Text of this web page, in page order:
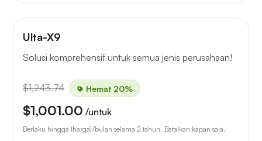
Ulta-X9
Solusi komprehensif untuk semua jenis perusahaan!
$1,243.74 Hemat 20%
$1,001.00 /untuk
Berlaku hingga {harga}/bulan selama 2 tahun. Batalkan kapan saja.